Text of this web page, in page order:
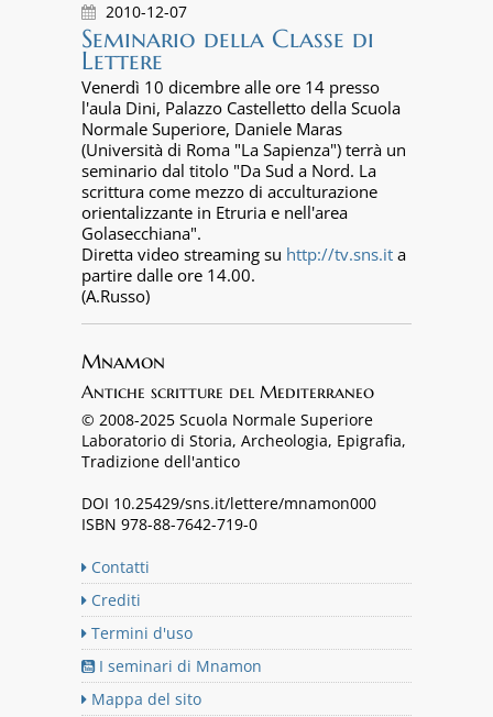
2010-12-07
Seminario della Classe di
Lettere
Venerdì 10 dicembre alle ore 14 presso
l'aula Dini, Palazzo Castelletto della Scuola
Normale Superiore, Daniele Maras
(Università di Roma "La Sapienza") terrà un
seminario dal titolo "Da Sud a Nord. La
scrittura come mezzo di acculturazione
orientalizzante in Etruria e nell'area
Golasecchiana".
Diretta video streaming su http://tv.sns.it a
partire dalle ore 14.00.
(A.Russo)
Mnamon
Antiche scritture del Mediterraneo
© 2008-2025 Scuola Normale Superiore
Laboratorio di Storia, Archeologia, Epigrafia,
Tradizione dell'antico
DOI 10.25429/sns.it/lettere/mnamon000
ISBN 978-88-7642-719-0
Contatti
Crediti
Termini d'uso
I seminari di Mnamon
Mappa del sito